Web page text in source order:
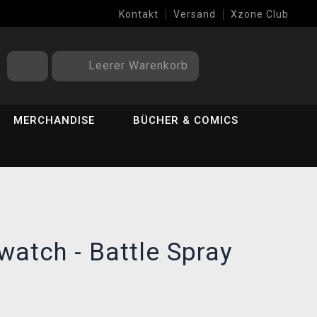
Kontakt Versand Xzone Club
Leerer Warenkorb
MERCHANDISE BÜCHER & COMICS
- Battle Spray